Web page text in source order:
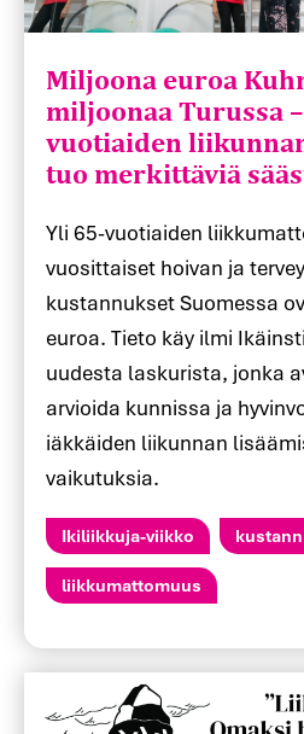
Miljoona euroa
miljoonaa
vuotiaiden
tuo merkittäviä
Yli 65-vuotiaiden
vuosittaiset hoivan ja
kustannukset Suomessa
euroa. Tieto käy ilmi
uudesta laskurista, jonka
arvioida kunnissa ja
iäkkäiden liikunnan
vaikutuksia.
Ikiliikkuja-viikko
liikkumattomuus